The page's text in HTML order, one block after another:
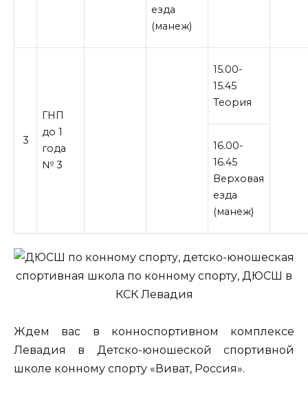
езда
(манеж)
3
ГНП
до 1
года
№ 3
15.00-
15.45
Теория
16.00-
16.45
Верховая
езда
(манеж)
Ждем вас в конноспортивном комплексе
Левадия в Детско-юношеской спортивной
школе конному спорту «Виват, Россия».